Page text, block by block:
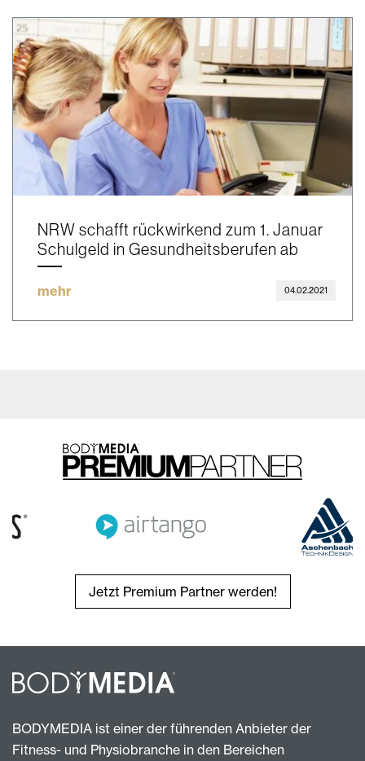
NRW schafft rückwirkend zum 1. Januar
Schulgeld in Gesundheitsberufen ab
mehr 04.02.2021
Jetzt Premium Partner werden!
BODYMEDIA ist einer der führenden Anbieter der
Fitness- und Physiobranche in den Bereichen